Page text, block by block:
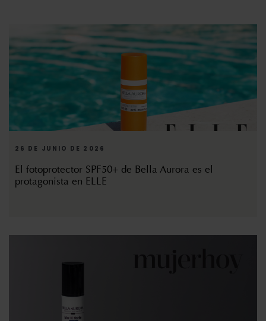
26 DE JUNIO DE 2026
El fotoprotector SPF50+ de Bella Aurora es el
protagonista en ELLE